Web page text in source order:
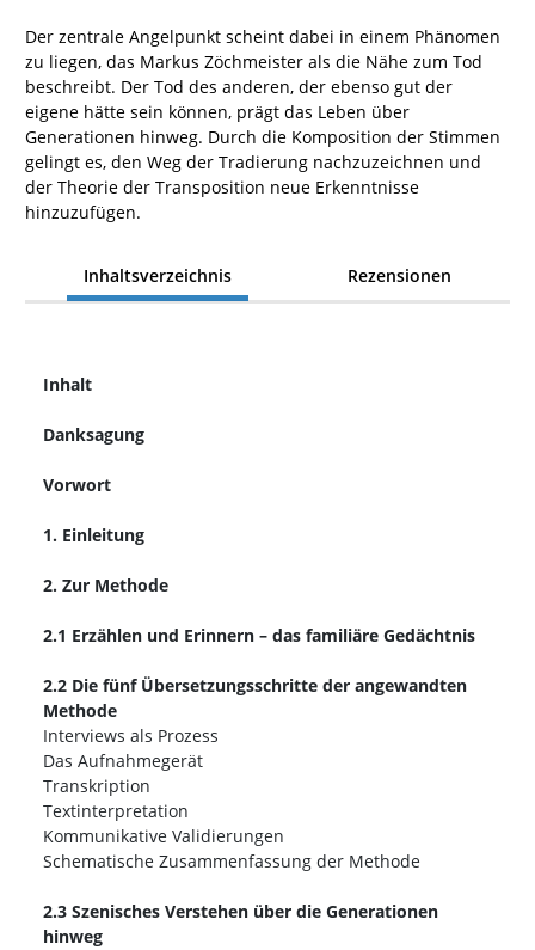
Der zentrale Angelpunkt scheint dabei in einem Phänomen
zu liegen, das Markus Zöchmeister als die Nähe zum Tod
beschreibt. Der Tod des anderen, der ebenso gut der
eigene hätte sein können, prägt das Leben über
Generationen hinweg. Durch die Komposition der Stimmen
gelingt es, den Weg der Tradierung nachzuzeichnen und
der Theorie der Transposition neue Erkenntnisse
hinzuzufügen.
Inhaltsverzeichnis Rezensionen
Inhalt
Danksagung
Vorwort
1. Einleitung
2. Zur Methode
2.1 Erzählen und Erinnern – das familiäre Gedächtnis
2.2 Die fünf Übersetzungsschritte der angewandten
Methode
Interviews als Prozess
Das Aufnahmegerät
Transkription
Textinterpretation
Kommunikative Validierungen
Schematische Zusammenfassung der Methode
2.3 Szenisches Verstehen über die Generationen
hinweg